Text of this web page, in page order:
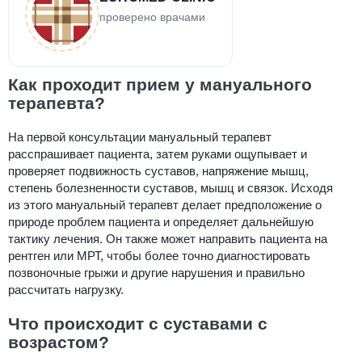
проверено врачами
Как проходит прием у мануального
терапевта?
На первой консультации мануальный терапевт
расспрашивает пациента, затем руками ощупывает и
проверяет подвижность суставов, напряжение мышц,
степень болезненности суставов, мышц и связок. Исходя
из этого мануальный терапевт делает предположение о
природе проблем пациента и определяет дальнейшую
тактику лечения. Он также может направить пациента на
рентген или МРТ, чтобы более точно диагностировать
позвоночные грыжи и другие нарушения и правильно
рассчитать нагрузку.
Что происходит с суставами с
возрастом?